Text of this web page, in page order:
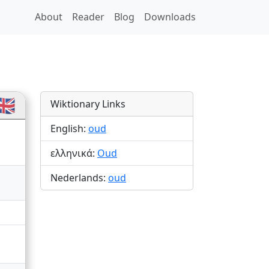
About Reader Blog Downloads
Wiktionary Links
English: oud
ελληνικά: Oud
Nederlands: oud